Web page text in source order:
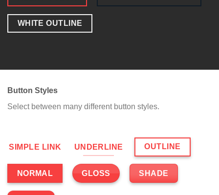
WHITE OUTLINE
Button Styles
Select between many different button styles.
SIMPLE LINK UNDERLINE OUTLINE
NORMAL GLOSS SHADE